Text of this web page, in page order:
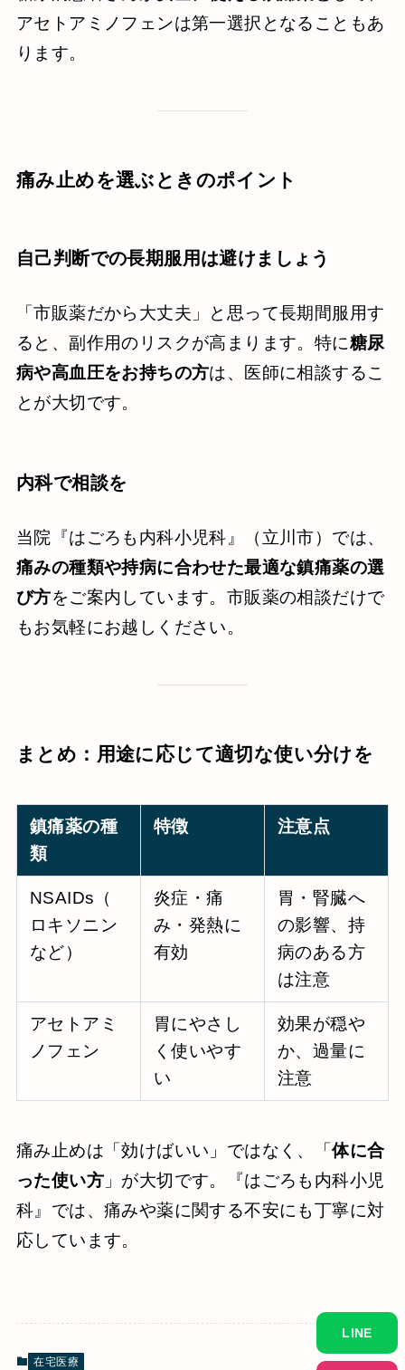
アセトアミノフェンは第一選択となることもあ
ります。
痛み止めを選ぶときのポイント
自己判断での長期服用は避けましょう
「市販薬だから大丈夫」と思って長期間服用す
ると、副作用のリスクが高まります。特に糖尿
病や高血圧をお持ちの方は、医師に相談するこ
とが大切です。
内科で相談を
当院『はごろも内科小児科』（立川市）では、
痛みの種類や持病に合わせた最適な鎮痛薬の選
び方をご案内しています。市販薬の相談だけで
もお気軽にお越しください。
まとめ：用途に応じて適切な使い分けを
鎮痛薬の種
類
特徴 注意点
NSAIDs（
ロキソニン
など）
炎症・痛
み・発熱に
有効
胃・腎臓へ
の影響、持
病のある方
は注意
アセトアミ
ノフェン
胃にやさし
く使いやす
い
効果が穏や
か、過量に
注意
痛み止めは「効けばいい」ではなく、「体に合
った使い方」が大切です。『はごろも内科小児
科』では、痛みや薬に関する不安にも丁寧に対
応しています。
在宅医療
LINE